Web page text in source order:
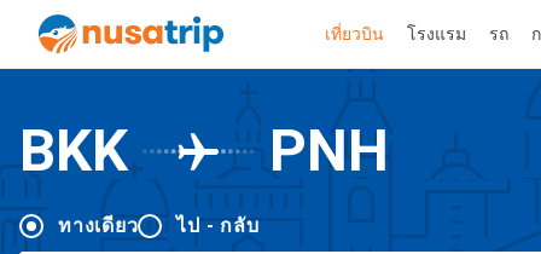
เที่ยวบิน โรงแรม รถ
BKK PNH
ทางเดียว ไป - กลับ